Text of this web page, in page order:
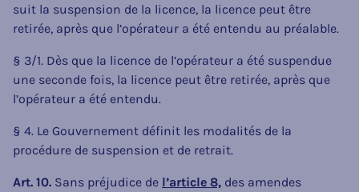
suit la suspension de la licence, la licence peut être
retirée, après que l’opérateur a été entendu au préalable.
§ 3/1. Dès que la licence de l’opérateur a été suspendue
une seconde fois, la licence peut être retirée, après que
l’opérateur a été entendu.
§ 4. Le Gouvernement définit les modalités de la
procédure de suspension et de retrait.
Art. 10. Sans préjudice de l’article 8, des amendes